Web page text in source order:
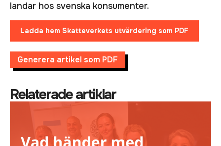
landar hos svenska konsumenter.
Ladda hem Skatteverkets utvärdering som PDF
Generera artikel som PDF
Relaterade artiklar